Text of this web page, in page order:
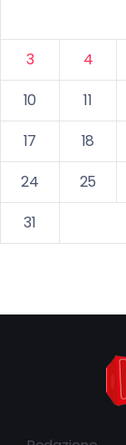
3
4
10
11
17
18
24
25
31